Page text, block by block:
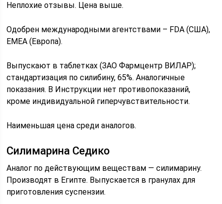
Неплохие отзывы. Цена выше.
Одобрен международными агентствами – FDA (США),
EMEA (Европа).
Выпускают в таблетках (ЗАО Фармцентр ВИЛАР);
стандартизация по силибину, 65%. Аналогичные
показания. В Инструкции нет противопоказаний,
кроме индивидуальной гиперчувствительности.
Наименьшая цена среди аналогов.
Силимарина Седико
Аналог по действующим веществам — силимарину.
Производят в Египте. Выпускается в гранулах для
приготовления суспензии.